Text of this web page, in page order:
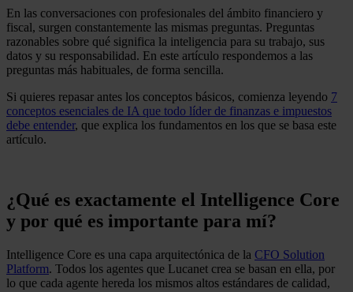
En las conversaciones con profesionales del ámbito financiero y
fiscal, surgen constantemente las mismas preguntas. Preguntas
razonables sobre qué significa la inteligencia para su trabajo, sus
datos y su responsabilidad. En este artículo respondemos a las
preguntas más habituales, de forma sencilla.
Si quieres repasar antes los conceptos básicos, comienza leyendo 7
conceptos esenciales de IA que todo líder de finanzas e impuestos
debe entender, que explica los fundamentos en los que se basa este
artículo.
¿Qué es exactamente el Intelligence Core
y por qué es importante para mí?
Intelligence Core es una capa arquitectónica de la CFO Solution
Platform. Todos los agentes que Lucanet crea se basan en ella, por
lo que cada agente hereda los mismos altos estándares de calidad,